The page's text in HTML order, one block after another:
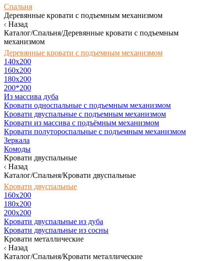
Спальня
Деревянные кровати с подъемным механизмом
Назад
Каталог/Спальня/Деревянные кровати с подъемным
механизмом
Деревянные кровати с подъемным механизмом
140x200
160х200
180х200
200*200
Из массива дуба
Кровати односпальные с подъемным механизмом
Кровати двуспальные с подъемным механизмом
Кровати из массива с подъёмным механизмом
Кровати полутороспальные с подъемным механизмом
Зеркала
Комоды
Кровати двуспальные
Назад
Каталог/Спальня/Кровати двуспальные
Кровати двуспальные
160х200
180x200
200x200
Кровати двуспальные из дуба
Кровати двуспальные из сосны
Кровати металлические
Назад
Каталог/Спальня/Кровати металлические